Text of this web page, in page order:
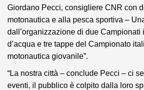
Giordano Pecci, consigliere CNR con
motonautica e alla pesca sportiva –
dall’organizzazione di due Campionati
d’acqua e tre tappe del Campionato
motonautica giovanile”.
“La nostra città – conclude Pecci – ci
eventi, il pubblico è colpito dalla loro